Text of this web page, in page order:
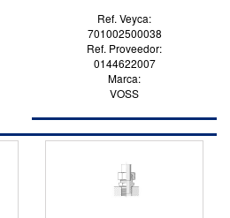
Ref. Veyca:
701002500038
Ref. Proveedor:
0144622007
Marca:
VOSS